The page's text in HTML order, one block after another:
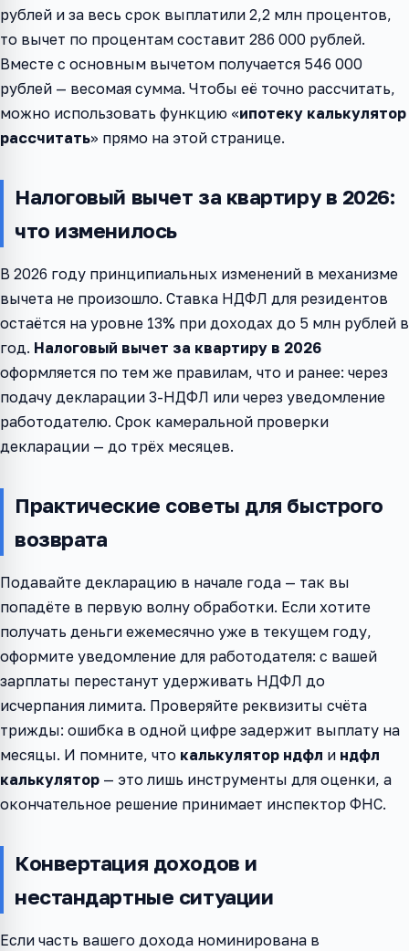
рублей и за весь срок выплатили 2,2 млн процентов,
то вычет по процентам составит 286 000 рублей.
Вместе с основным вычетом получается 546 000
рублей — весомая сумма. Чтобы её точно рассчитать,
можно использовать функцию «ипотеку калькулятор
рассчитать» прямо на этой странице.
Налоговый вычет за квартиру в 2026:
что изменилось
В 2026 году принципиальных изменений в механизме
вычета не произошло. Ставка НДФЛ для резидентов
остаётся на уровне 13% при доходах до 5 млн рублей в
год. Налоговый вычет за квартиру в 2026
оформляется по тем же правилам, что и ранее: через
подачу декларации 3-НДФЛ или через уведомление
работодателю. Срок камеральной проверки
декларации — до трёх месяцев.
Практические советы для быстрого
возврата
Подавайте декларацию в начале года — так вы
попадёте в первую волну обработки. Если хотите
получать деньги ежемесячно уже в текущем году,
оформите уведомление для работодателя: с вашей
зарплаты перестанут удерживать НДФЛ до
исчерпания лимита. Проверяйте реквизиты счёта
трижды: ошибка в одной цифре задержит выплату на
месяцы. И помните, что калькулятор ндфл и ндфл
калькулятор — это лишь инструменты для оценки, а
окончательное решение принимает инспектор ФНС.
Конвертация доходов и
нестандартные ситуации
Если часть вашего дохода номинирована в